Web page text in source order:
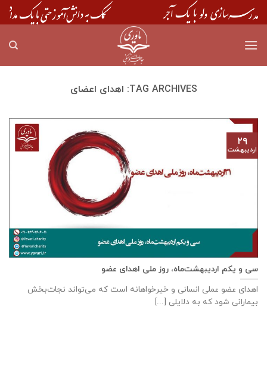
Skip
to
TAG ARCHIVES: اهدای اعضای
سی و یکم اردیبهشت‌ماه، روز ملی اهدای عضو
اهدای عضو عملی انسانی و خیرخواهانه است که می‌تواند نجات‌بخش
بیمارانی شود که به دلایلی [...]
۲۹
اردیبهشت